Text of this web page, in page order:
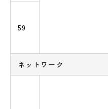
59
ネットワーク